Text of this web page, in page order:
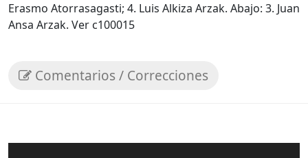
Erasmo Atorrasagasti; 4. Luis Alkiza Arzak. Abajo: 3. Juan
Ansa Arzak. Ver c100015
Comentarios / Correcciones